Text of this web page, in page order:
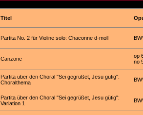
Titel
Partita No. 2 für Violine solo: Chaconne d-moll
Canzone
op
no
Partita über den Choral "Sei gegrüßet, Jesu gütig":
Choralthema
Partita über den Choral "Sei gegrüßet, Jesu gütig":
Variation 1